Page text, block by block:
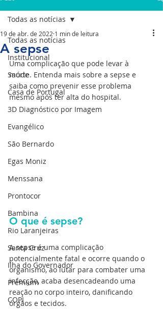
Resultados de exames laboratoriais
Todas as notícias
Institucional
Saúde
Casa de Portugal
3D Diagnóstico por Imagem
Evangélico
São Bernardo
Egas Moniz
Menssana
Prontocor
Bambina
Rio Laranjeiras
Santa Cruz
Ilha do Governador
Premium
COPI
Todas as notícias
A sepse
19 de abr. de 2022 1 min de leitura
Uma complicação que pode levar à
morte. Entenda mais sobre a sepse e
saiba como prevenir esse problema
mesmo após ter alta do hospital.
O que é sepse?
A sepse é uma complicação
potencialmente fatal e ocorre quando o
organismo, ao lutar para combater uma
infecção, acaba desencadeando uma
reação no corpo inteiro, danificando
órgãos e tecidos.